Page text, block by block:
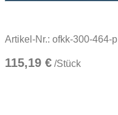
Artikel-Nr.: ofkk-300-464-p
115,19 € /Stück